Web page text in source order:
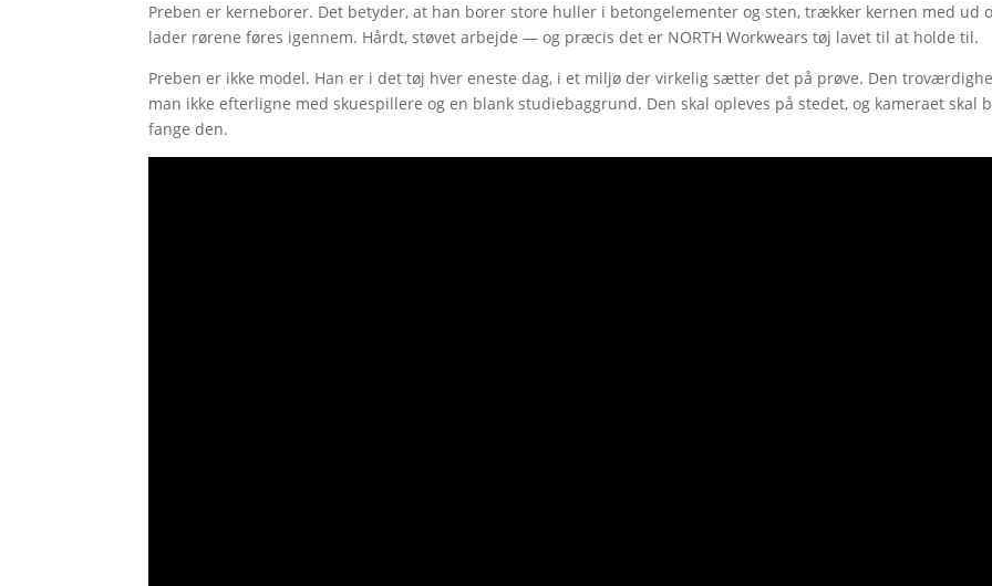
Preben er kerneborer. Det betyder, at han borer store huller i betongelementer og sten, trækker kernen med ud
lader rørene føres igennem. Hårdt, støvet arbejde — og præcis det er NORTH Workwears tøj lavet til at holde til.
Preben er ikke model. Han er i det tøj hver eneste dag, i et miljø der virkelig sætter det på prøve. Den
man ikke efterligne med skuespillere og en blank studiebaggrund. Den skal opleves på stedet, og kameraet skal
fange den.